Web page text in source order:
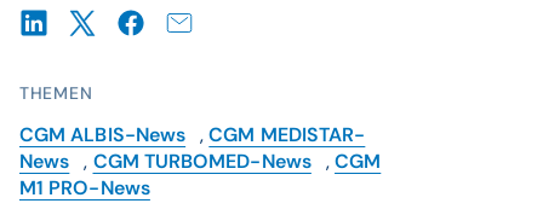
THEMEN
CGM ALBIS-News ,CGM MEDISTAR-
News , CGM TURBOMED-News ,CGM
M1 PRO-News